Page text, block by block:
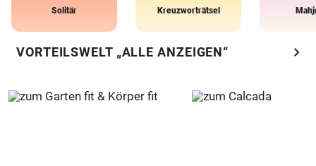
Solitär Kreuzworträtsel
VORTEILSWELT „ALLE ANZEIGEN“ chevron_right